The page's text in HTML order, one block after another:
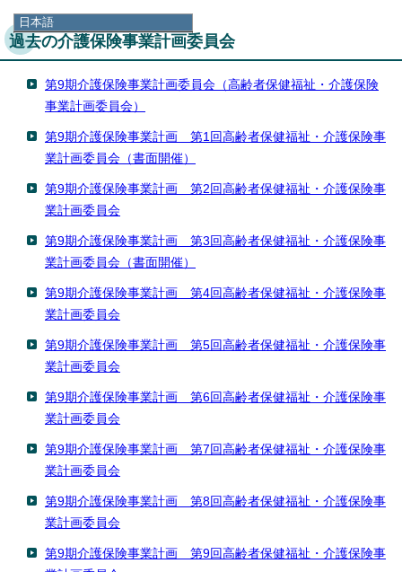
日本語
日本語
English
简体中文
繁體中文
過去の介護保険事業計画委員会
第9期介護保険事業計画委員会（高齢者保健福祉・介護保険
事業計画委員会）
第9期介護保険事業計画 第1回高齢者保健福祉・介護保険事
業計画委員会（書面開催）
第9期介護保険事業計画 第2回高齢者保健福祉・介護保険事
業計画委員会
第9期介護保険事業計画 第3回高齢者保健福祉・介護保険事
業計画委員会（書面開催）
第9期介護保険事業計画 第4回高齢者保健福祉・介護保険事
業計画委員会
第9期介護保険事業計画 第5回高齢者保健福祉・介護保険事
業計画委員会
第9期介護保険事業計画 第6回高齢者保健福祉・介護保険事
業計画委員会
第9期介護保険事業計画 第7回高齢者保健福祉・介護保険事
業計画委員会
第9期介護保険事業計画 第8回高齢者保健福祉・介護保険事
業計画委員会
第9期介護保険事業計画 第9回高齢者保健福祉・介護保険事